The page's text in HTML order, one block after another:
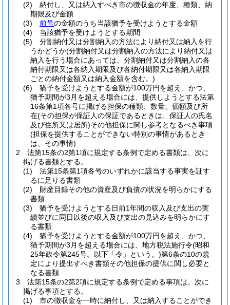
(2)
納付し、又は納入すべき市の徴収金の年度、種類、納
期限及び金額
(3)
前号の金額のうち当該猶予を受けようとする金額
(4)
当該猶予を受けようとする期間
(5)
分割納付又は分割納入の方法により納付又は納入を行
うかどうか(分割納付又は分割納入の方法により納付又は
納入を行う場合にあっては、分割納付又は分割納入の各
納付期限又は各納入期限及び各納付期限又は各納入期限
ごとの納付金額又は納入金額を含む。)
(6)
猶予を受けようとする金額が100万円を超え、かつ、
猶予期間が3月を超える場合には、提供しようとする法第
16条第1項各号に掲げる担保の種類、数量、価額及び所
在(その担保が保証人の保証であるときは、保証人の氏名
及び住所又は居所)その他担保に関し参考となるべき事項
(担保を提供することができない特別の事情があるとき
は、その事情)
2
法第15条の2第1項に規定する条例で定める書類は、次に
掲げる書類とする。
(1)
法第15条第1項各号のいずれかに該当する事実を証す
るに足りる書類
(2)
財産目録その他の資産及び負債の状況を明らかにする
書類
(3)
猶予を受けようとする日前1年間の収入及び支出の実
績並びに同日以後の収入及び支出の見込みを明らかにす
る書類
(4)
猶予を受けようとする金額が100万円を超え、かつ、
猶予期間が3月を超える場合には、地方税法施行令(昭和
25年政令第245号。以下「令」という。)第6条の10の規
定により提出すべき書類その他担保の提供に関し必要と
なる書類
3
法第15条の2第2項に規定する条例で定める事項は、次に
掲げる事項とする。
(1)
市の徴収金を一時に納付し、又は納入することができ